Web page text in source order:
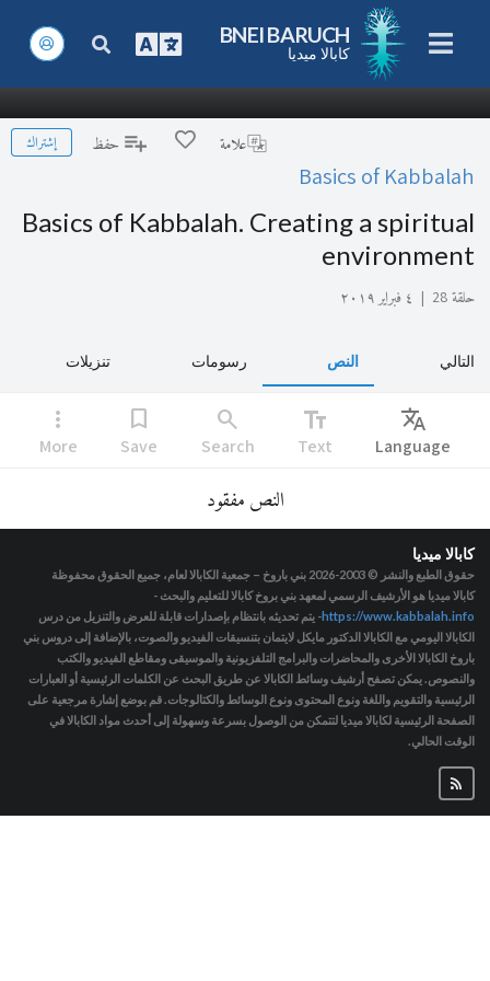
BNEI BARUCH
كابالا ميديا
علامة حفظ إشتراك
Basics of Kabbalah
Basics of Kabbalah. Creating a spiritual
environment
حلقة 28 | ٤ فبراير ٢٠١٩
التالي النص رسومات تنزيلات
Translate
Language
text_fields
Text
search
Search
bookmark
Save
more_vert
More
النص مفقود
كابالا ميديا
حقوق الطبع والنشر © 2003-2026
بني باروخ – جمعية الكابالا لعام، جميع الحقوق محفوظة
كابالا ميديا هو الأرشيف الرسمي لمعهد بني بروخ كابالا للتعليم والبحث -
https://www.kabbalah.info- يتم تحديثه بانتظام بإصدارات قابلة للعرض والتنزيل من درس
الكابالا اليومي مع الكابالا الدكتور مايكل لايتمان بتنسيقات الفيديو والصوت، بالإضافة إلى دروس بني
باروخ الكابالا الأخرى والمحاضرات والبرامج التلفزيونية والموسيقى ومقاطع الفيديو والكتب
والنصوص. يمكن تصفح أرشيف وسائط الكابالا عن طريق البحث عن الكلمات الرئيسية أو العبارات
الرئيسية والتقويم واللغة ونوع المحتوى ونوع الوسائط والكتالوجات. قم بوضع إشارة مرجعية على
الصفحة الرئيسية لكابالا ميديا لتتمكن من الوصول بسرعة وسهولة إلى أحدث مواد الكابالا في
الوقت الحالي.